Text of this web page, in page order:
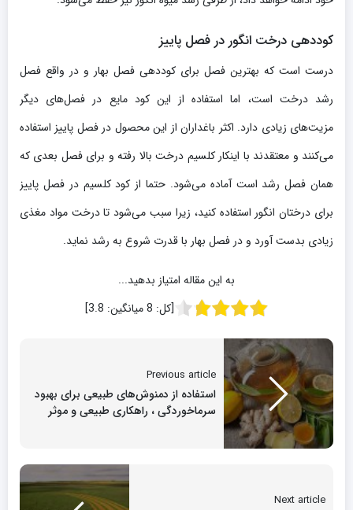
کوددهی درخت انگور در فصل پاییز
درست است که بهترین فصل برای کوددهی فصل بهار و در واقع فصل
رشد درخت است، اما استفاده از این کود مایع در فصل‌های دیگر
مزیت‌های زیادی دارد. اکثر باغداران از این محصول در فصل پاییز استفاده
می‌کنند و معتقدند با اینکار کلسیم درخت بالا رفته و برای فصل بعدی که
همان فصل رشد است آماده می‌شود. حتما از کود کلسیم در فصل پاییز
برای درختان انگور استفاده کنید، زیرا سبب می‌شود تا درخت مواد مغذی
زیادی بدست آورد و در فصل بهار با قدرت شروع به رشد نماید.
به این مقاله امتیاز بدهید...
[کل: 8میانگین: 3.8
]
Previous article
استفاده از دمنوش‌های طبیعی برای بهبود
سرماخوردگی ، راهکاری طبیعی و موثر
Next article